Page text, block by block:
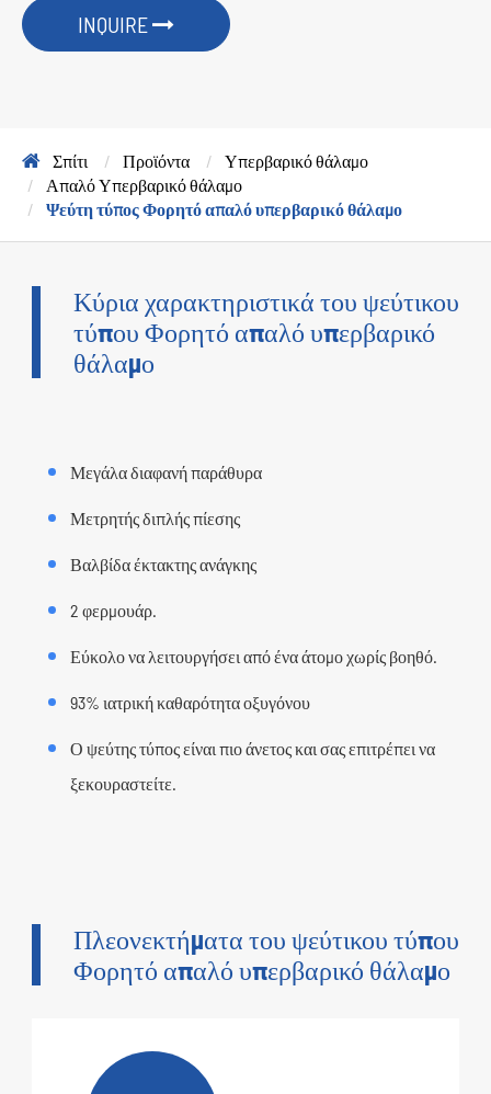
INQUIRE
Σπίτι Προϊόντα
Υπερβαρικό θάλαμο
Απαλό Υπερβαρικό θάλαμο
Ψεύτη τύπος Φορητό απαλό υπερβαρικό θάλαμο
Κύρια χαρακτηριστικά του ψεύτικου
τύπου Φορητό απαλό υπερβαρικό
θάλαμο
Μεγάλα διαφανή παράθυρα
Μετρητής διπλής πίεσης
Βαλβίδα έκτακτης ανάγκης
2 φερμουάρ.
Εύκολο να λειτουργήσει από ένα άτομο χωρίς βοηθό.
93% ιατρική καθαρότητα οξυγόνου
Ο ψεύτης τύπος είναι πιο άνετος και σας επιτρέπει να
ξεκουραστείτε.
Πλεονεκτήματα του ψεύτικου τύπου
Φορητό απαλό υπερβαρικό θάλαμο